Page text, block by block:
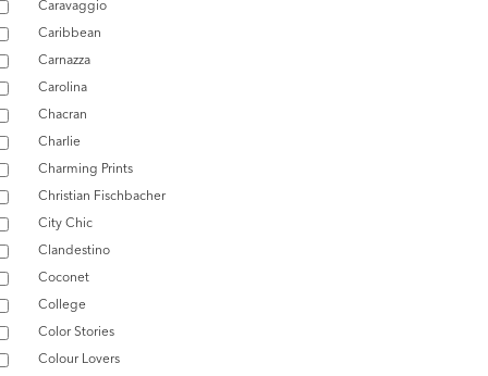
Caravaggio
Caribbean
Carnazza
Carolina
Chacran
Charlie
Charming Prints
Christian Fischbacher
City Chic
Clandestino
Coconet
College
Color Stories
Colour Lovers